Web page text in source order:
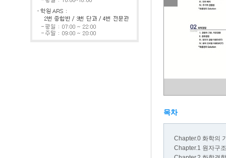
목차
Chapter.0 화학의
Chapter.1 원자구